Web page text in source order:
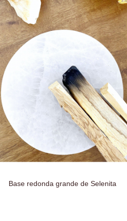
Base redonda grande de Selenita